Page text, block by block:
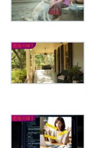
老後の備え
老後の備え